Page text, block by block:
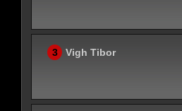
3 Vigh Tibor